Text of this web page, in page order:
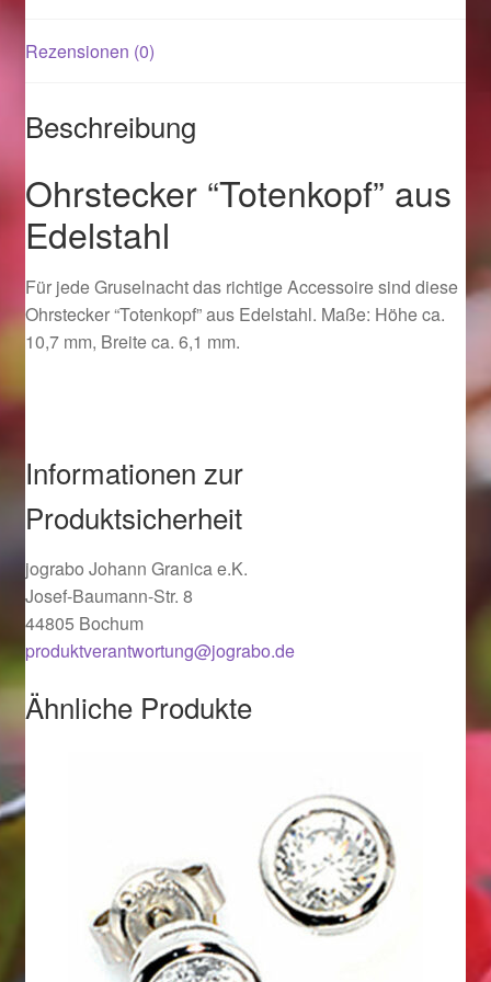
Magisches und Festliches zu Halloween 2021
Magisches und Festliches zu Halloween 2022
Logout
Ostergeschenke finden für Ostern 2015
Ostergeschenke finden für Ostern 2016
Ostergeschenke finden für Ostern 2017
Ostergeschenke finden für Ostern 2018
Ostergeschenke finden für Ostern 2019
Ostergeschenke finden für Ostern 2020
Ostergeschenke finden für Ostern 2021
Ostergeschenke finden für Ostern 2022
Shop
Startseite
Rezensionen (0)
Beschreibung
Ohrstecker “Totenkopf” aus
Edelstahl
Für jede Gruselnacht das richtige Accessoire sind diese
Ohrstecker “Totenkopf” aus Edelstahl. Maße: Höhe ca.
10,7 mm, Breite ca. 6,1 mm.
Informationen zur
Produktsicherheit
jograbo Johann Granica e.K.
Josef-Baumann-Str. 8
44805 Bochum
produktverantwortung@jograbo.de
Ähnliche Produkte